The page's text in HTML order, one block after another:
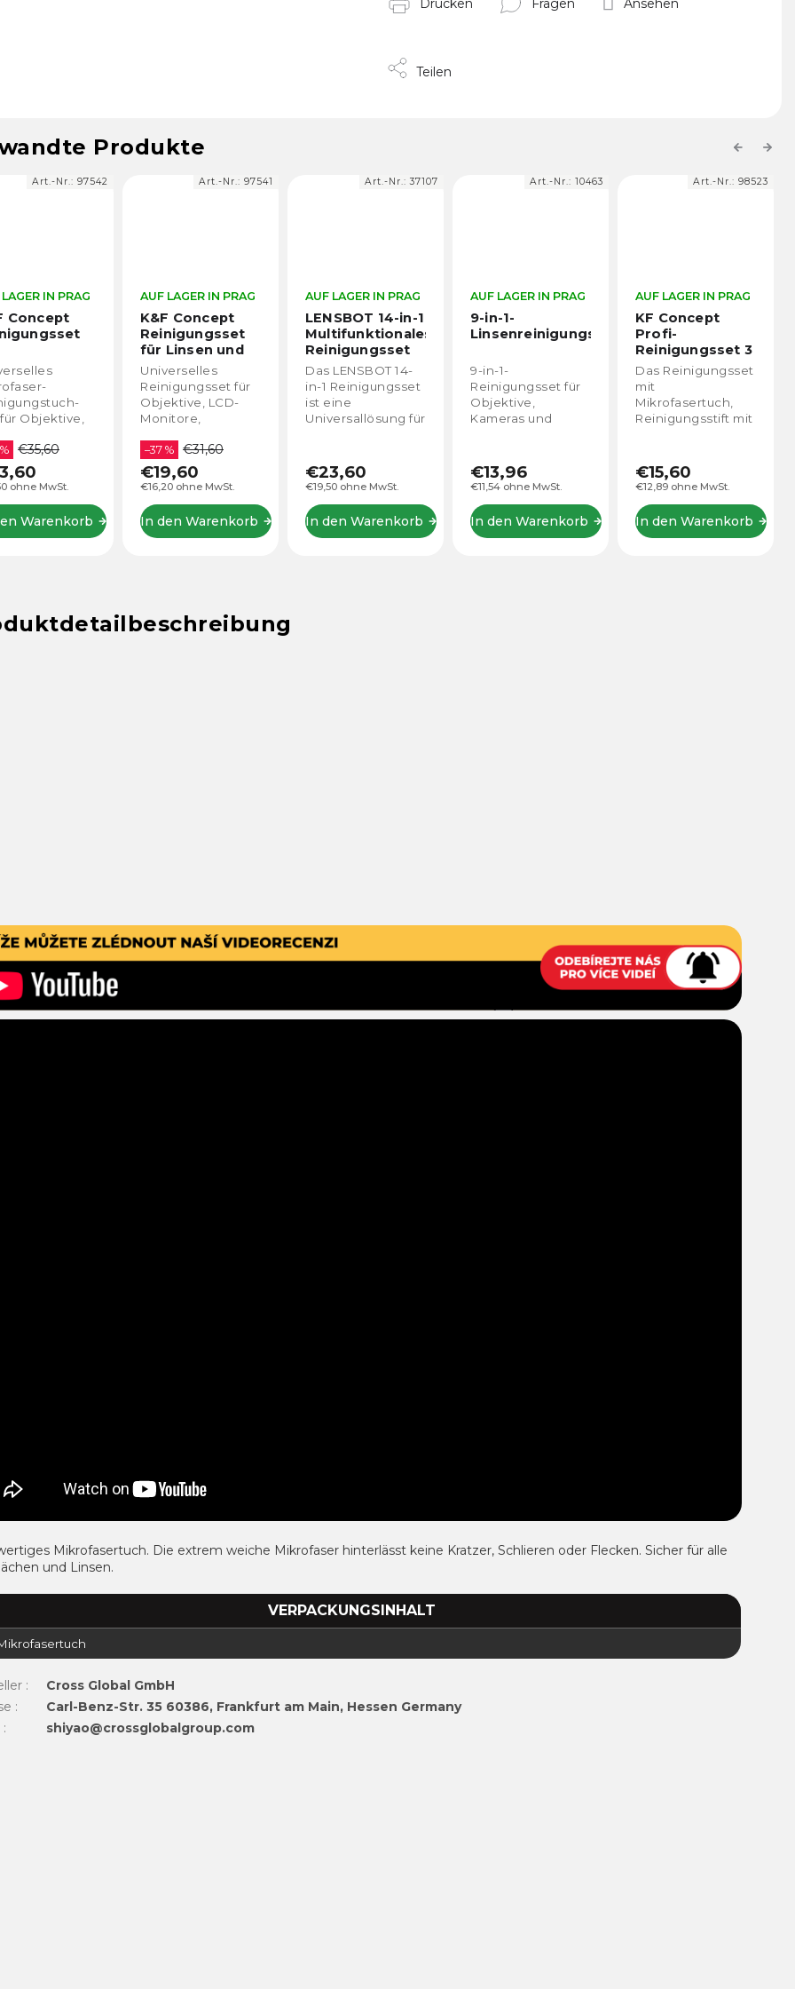
Teilen
Produkte Previous
Concept
IN PRAG
ohne MwSt.
€35,60
Warenkorb
Objektive,
etc.
Art.-Nr.: 97542
K&F Concept
Reinigungsset
für Linsen und
Displays 4 in 1
SKU.1618
AUF LAGER IN PRAG
€16,20 ohne MwSt.
–37 % €31,60
€19,60
In den Warenkorb
Universelles
Reinigungsset für
Objektive, LCD-
Monitore,
Bildschirme usw.
Art.-Nr.: 97541
LENSBOT 14-in-1
Multifunktionales
Reinigungsset
AUF LAGER IN PRAG
€19,50 ohne MwSt.
€23,60
In den Warenkorb
Das LENSBOT 14-
in-1 Reinigungsset
ist eine
Universallösung für
Es enthält
spezielle
Reinigung von
Kameras,
Art.-Nr.:37107
9-in-1-
Linsenreinigungsset
AUF LAGER IN PRAG
€11,54 ohne MwSt.
€13,96
In den Warenkorb
9-in-1-
Reinigungsset für
Objektive,
Kameras und
Art.-Nr.: 10463
KF Concept
Profi-
Reinigungsset 3
in 1
AUF LAGER IN PRAG
€12,89 ohne MwSt.
€15,60
In den Warenkorb
Das Reinigungsset
mit
Mikrofasertuch,
Reinigungsstift mit
und Ballon
entfernt effektiv
Linse oder Filter.
Art.-Nr.: 98523
Next
Mikrofasertuch. Die extrem weiche Mikrofaser hinterlässt keine Kratzer, Schlieren oder Flecken. Sicher für alle
und Linsen.
VERPACKUNGSINHALT
Mikrofasertuch
:
Cross Global GmbH
:
Carl-Benz-Str. 35 60386, Frankfurt am Main, Hessen Germany
: shiyao@crossglobalgroup.com